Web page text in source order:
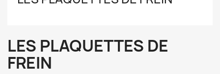
LES PLAQUETTES DE
FREIN